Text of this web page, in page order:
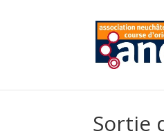
Sortie